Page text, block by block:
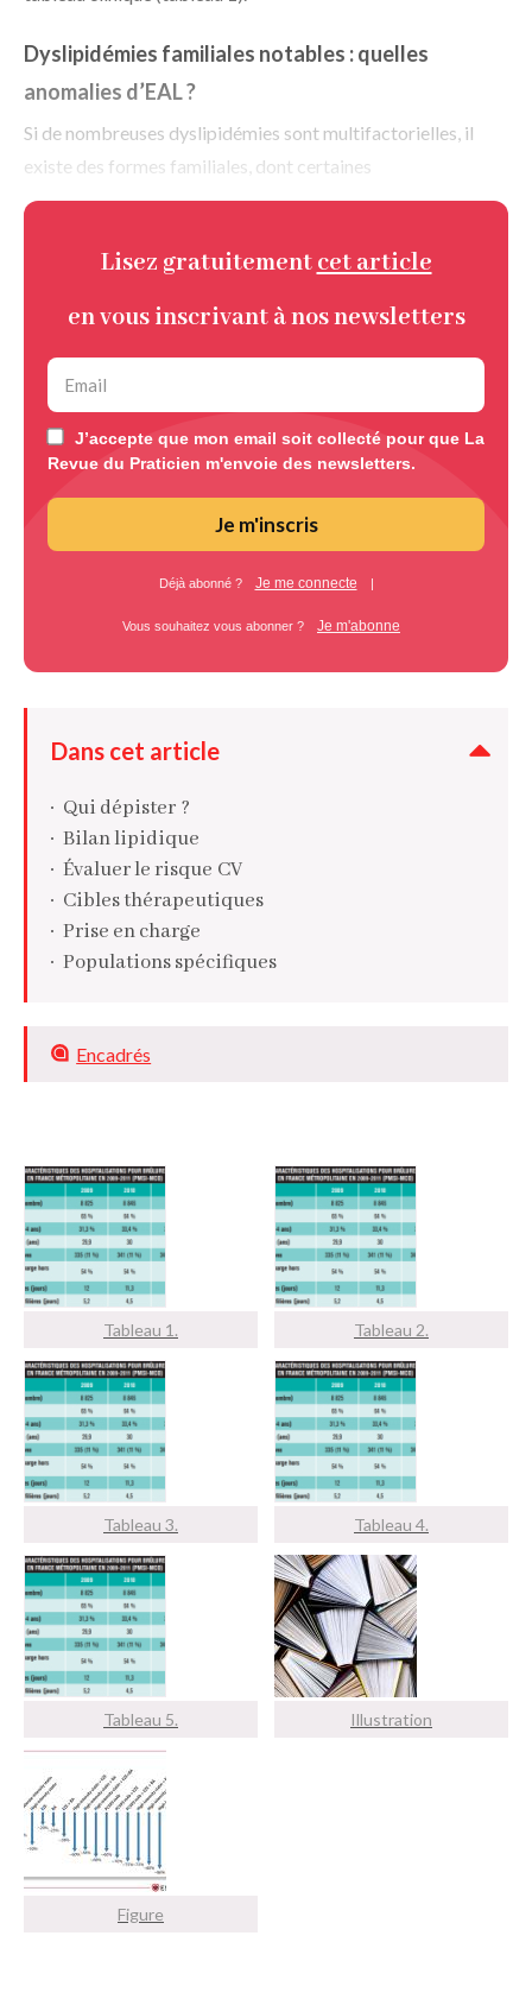
Dyslipidémies familiales notables : quelles
anomalies d’EAL ?
Si de nombreuses dyslipidémies sont multifactorielles, il
existe des formes familiales, dont certaines
Lisez gratuitement cet article
en vous inscrivant à nos newsletters
J’accepte que mon email soit collecté pour que La
Revue du Praticien m'envoie des newsletters.
Je m'inscris
Déjà abonné ? Je me connecte |
Vous souhaitez vous abonner ? Je m'abonne
Dans cet article
Qui dépister ?
Bilan lipidique
Évaluer le risque CV
Cibles thérapeutiques
Prise en charge
Populations spécifiques
Encadrés
Tableau 1. Tableau 2.
Tableau 3. Tableau 4.
Tableau 5. Illustration
Figure